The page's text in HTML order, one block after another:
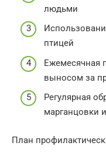
людьми
птицей
Ежемесячная
выносом за
Регулярная
марганцовки
План